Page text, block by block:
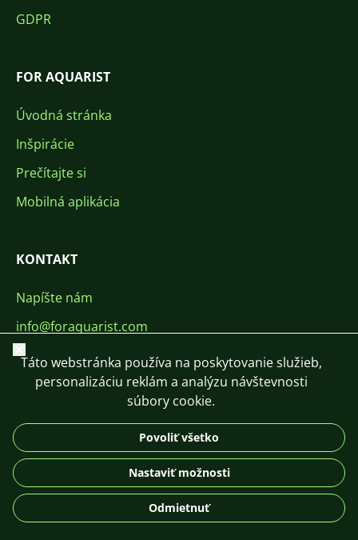
GDPR
FOR AQUARIST
Úvodná stránka
Inšpirácie
Prečítajte si
Mobilná aplikácia
KONTAKT
Napíšte nám
info@foraquarist.com
+420 603 449 602
DE
© 2026 For Aquarist
Zavrieť
Táto webstránka používa na poskytovanie služieb,
personalizáciu reklám a analýzu návštevnosti
súbory cookie.
Povoliť všetko
Nastaviť možnosti
Odmietnuť